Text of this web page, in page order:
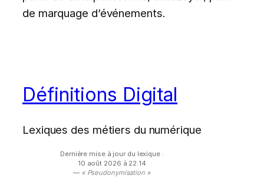
de marquage d’événements.
Définitions Digital
Lexiques des métiers du numérique
Dernière mise à jour du lexique :
10 août 2026 à 22:14
— « Pseudonymisation »